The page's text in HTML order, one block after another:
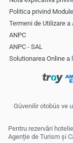
Politica privind
Termeni de Utilizare a
ANPC
ANPC - SAL
Solutionarea Online a
Güvenilir otobüs ve
Pentru rezervări
Agenție de Turism și